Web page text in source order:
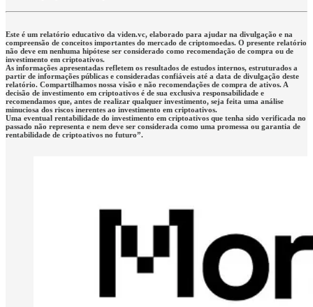
Este é um relatório educativo da viden.vc, elaborado para ajudar na divulgação e na
compreensão de conceitos importantes do mercado de criptomoedas. O presente relatório
não deve em nenhuma hipótese ser considerado como recomendação de compra ou de
investimento em criptoativos.
As informações apresentadas refletem os resultados de estudos internos, estruturados a
partir de informações públicas e consideradas confiáveis até a data de divulgação deste
relatório. Compartilhamos nossa visão e não recomendações de compra de ativos. A
decisão de investimento em criptoativos é de sua exclusiva responsabilidade e
recomendamos que, antes de realizar qualquer investimento, seja feita uma análise
minuciosa dos riscos inerentes ao investimento em criptoativos.
Uma eventual rentabilidade do investimento em criptoativos que tenha sido verificada no
passado não representa e nem deve ser considerada como uma promessa ou garantia de
rentabilidade de criptoativos no futuro”.